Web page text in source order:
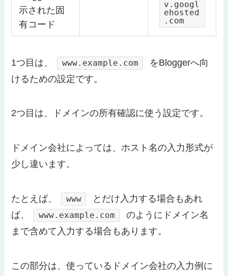
示された固
有コード
v.googl
ehosted
.com
1つ目は、 www.example.com
をBloggerへ向
けるための設定です。
2つ目は、ドメインの所有確認に使う設定です。
ドメイン会社によっては、ホスト名の入力形式が
少し違います。
たとえば、 www
とだけ入力する場合もあれ
ば、
www.example.com
のようにドメイン名
まで含めて入力する場合もあります。
この部分は、使っているドメイン会社の入力例に